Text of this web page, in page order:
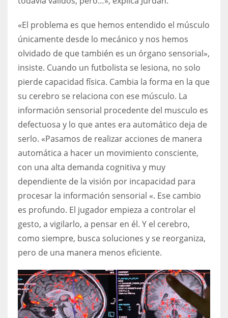
«El problema es que hemos entendido el músculo
únicamente desde lo mecánico y nos hemos
olvidado de que también es un órgano sensorial»,
insiste. Cuando un futbolista se lesiona, no solo
pierde capacidad física. Cambia la forma en la que
su cerebro se relaciona con ese músculo. La
información sensorial procedente del musculo es
defectuosa y lo que antes era automático deja de
serlo. «Pasamos de realizar acciones de manera
automática a hacer un movimiento consciente,
con una alta demanda cognitiva y muy
dependiente de la visión por incapacidad para
procesar la información sensorial «. Ese cambio
es profundo. El jugador empieza a controlar el
gesto, a vigilarlo, a pensar en él. Y el cerebro,
como siempre, busca soluciones y se reorganiza,
pero de una manera menos eficiente.